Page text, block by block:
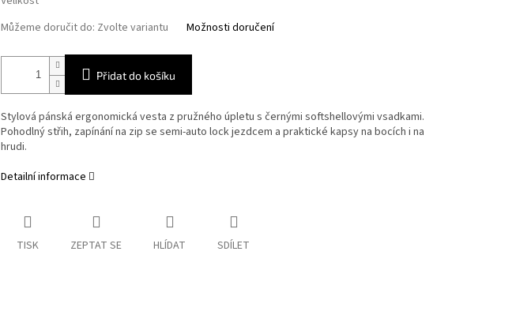
Můžeme doručit do: Zvolte variantu Možnosti doručení
Přidat do košíku
Stylová pánská ergonomická vesta z pružného úpletu s černými softshellovými vsadkami.
Pohodlný střih, zapínání na zip se semi-auto lock jezdcem a praktické kapsy na bocích i na
hrudi.
Detailní informace
TISK ZEPTAT SE HLÍDAT SDÍLET